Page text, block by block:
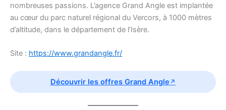
nombreuses passions. L’agence Grand Angle est implantée
au cœur du parc naturel régional du Vercors, à 1000 mètres
d’altitude, dans le département de l’Isère.
Site : https://www.grandangle.fr/
Découvrir les offres Grand Angle